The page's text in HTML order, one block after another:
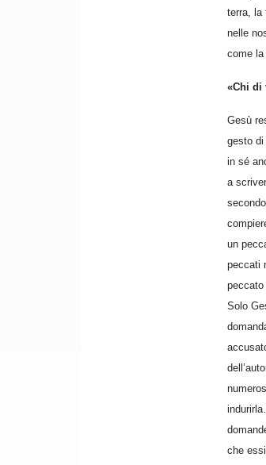
terra, la
nelle
come
«Chi di
Gesù
gesto
in sé
a
un
peccati
Solo
che